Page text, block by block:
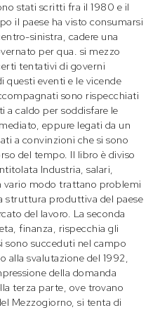
stati scritti fra il 1980 e il
il paese ha visto consumarsi
sinistra, cadere una
per qua. si mezzo
tentativi di governi
questi eventi e le vicende
sono rispecchiati
a caldo per soddisfare le
eppure legati da un
a convinzioni che si sono
del tempo. Il libro è diviso
Industria, salari,
vario modo trattano problemi
struttura produttiva del paese
del lavoro. La seconda
finanza, rispecchia gli
sono succeduti nel campo
alla svalutazione del 1992,
della domanda
terza parte, ove trovano
Mezzogiorno, si tenta di